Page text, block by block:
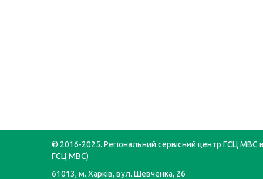
© 2016-2025. Регіональний сервісний центр ГСЦ МВС в
ГСЦ МВС)
61013, м. Харків, вул. Шевченка, 26